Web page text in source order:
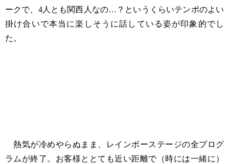
ークで、4人とも関西人なの…？というくらいテンポのよい
掛け合いで本当に楽しそうに話している姿が印象的でし
た。
熱気が冷めやらぬまま、レインボーステージの全プログ
ラムが終了。お客様ととても近い距離で（時には一緒に）